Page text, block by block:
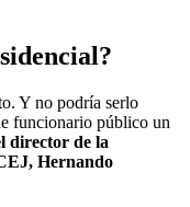
Y no podría serlo
funcionario público un
director de la
Hernando